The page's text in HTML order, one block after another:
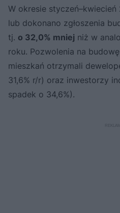
W okresie
lub dokonano zgłoszenia
tj. o 32,0% mniej niż w
roku. Pozwolenia na
mieszkań otrzymali
31,6% r/r) oraz inwestorzy
spadek o 34,6%).